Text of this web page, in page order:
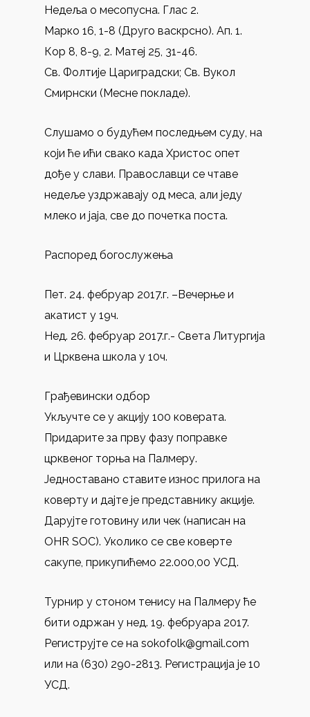
Недеља о месопусна. Глас 2.
Марко 16, 1-8 (Друго васкрсно). Ап. 1.
Кор 8, 8-9, 2. Матеј 25, 31-46.
Св. Фолтије Цариградски; Св. Вукол
Смирнски (Месне покладе).
Слушамо о будућем последњем суду, на
који ће ићи свако када Христос опет
дође у слави. Православци се чтаве
недеље уздржавају од меса, али једу
млеко и јаја, све до почетка поста.
Распоред богослужења
Пет. 24. фебруар 2017.г. –Вечерње и
акатист у 19ч.
Нед. 26. фебруар 2017.г.- Света Литургија
и Црквена школа у 10ч.
Грађевински одбор
Укључте се у акцију 100 коверата.
Придарите за прву фазу поправке
црквеног торња на Палмеру.
Једноставано ставите износ прилога на
коверту и дајте је представнику акције.
Дарујте готовину или чек (написан на
OHR SOC). Уколико се све коверте
сакупе, прикупићемо 22.000,00 УСД.
Турнир у стоном тенису на Палмеру ће
бити одржан у нед. 19. фебруара 2017.
Региструјте се на sokofolk@gmail.com
или на (630) 290-2813. Регистрација је 10
УСД.